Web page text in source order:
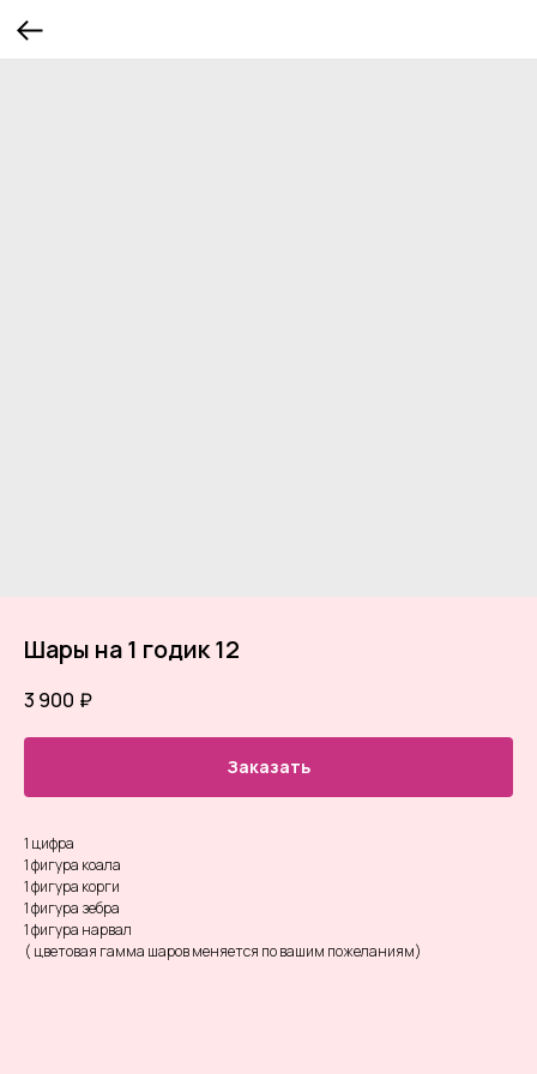
Шары на 1 годик 12
3 900 ₽
Заказать
1 цифра
1 фигура коала
1 фигура корги
1 фигура зебра
1 фигура нарвал
( цветовая гамма шаров меняется по вашим пожеланиям)